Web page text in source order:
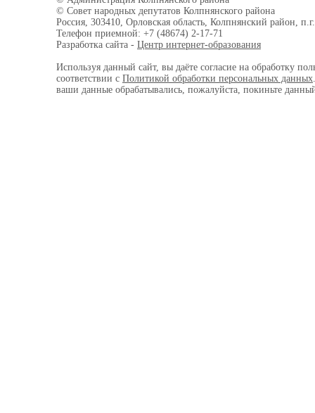
© Совет народных депутатов Колпнянского района
Россия, 303410, Орловская область, Колпнянский район,
Телефон приемной: +7 (48674) 2-17-71
Разработка сайта - Центр интернет-образования
Используя данный сайт, вы даёте согласие на обработку
соответствии с Политикой обработки персональных данных
ваши данные обрабатывались, пожалуйста, покиньте